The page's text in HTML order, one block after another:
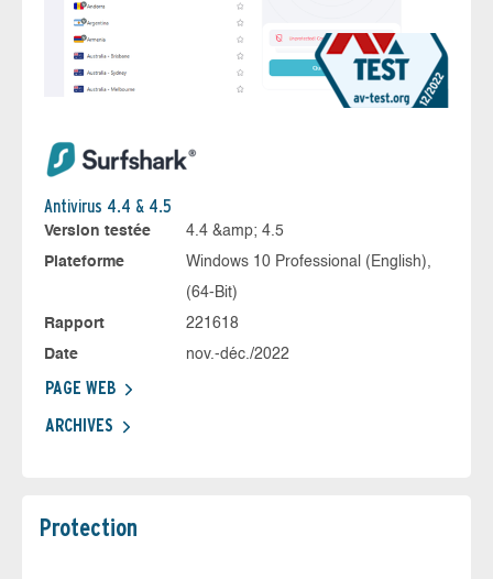
Antivirus 4.4 & 4.5
Version testée
4.4 &amp; 4.5
Plateforme
Windows 10 Professional (English),
(64-Bit)
Rapport
221618
Date
nov.-déc./2022
PAGE WEB
ARCHIVES
Protection